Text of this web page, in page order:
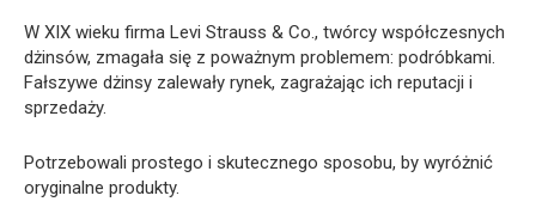
W XIX wieku firma Levi Strauss & Co., twórcy współczesnych
dżinsów, zmagała się z poważnym problemem: podróbkami.
Fałszywe dżinsy zalewały rynek, zagrażając ich reputacji i
sprzedaży.
Potrzebowali prostego i skutecznego sposobu, by wyróżnić
oryginalne produkty.